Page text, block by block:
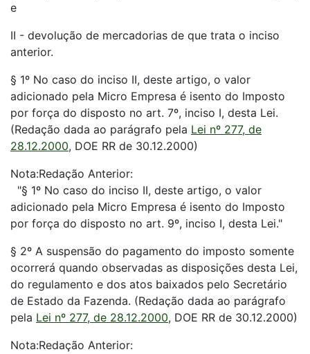
e
II - devolução de mercadorias de que trata o inciso
anterior.
§ 1º No caso do inciso II, deste artigo, o valor
adicionado pela Micro Empresa é isento do Imposto
por força do disposto no art. 7º, inciso I, desta Lei.
(Redação dada ao parágrafo pela Lei nº 277, de
28.12.2000, DOE RR de 30.12.2000)
Nota:Redação Anterior:
"§ 1º No caso do inciso II, deste artigo, o valor
adicionado pela Micro Empresa é isento do Imposto
por força do disposto no art. 9º, inciso I, desta Lei."
§ 2º A suspensão do pagamento do imposto somente
ocorrerá quando observadas as disposições desta Lei,
do regulamento e dos atos baixados pelo Secretário
de Estado da Fazenda. (Redação dada ao parágrafo
pela Lei nº 277, de 28.12.2000, DOE RR de 30.12.2000)
Nota:Redação Anterior: